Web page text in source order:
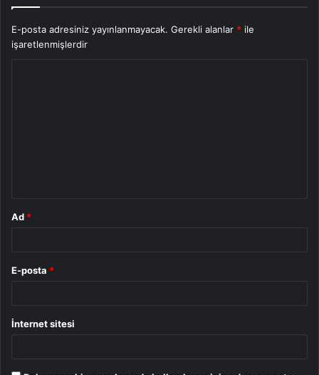
E-posta adresiniz yayınlanmayacak. Gerekli alanlar * ile
işaretlenmişlerdir
Ad *
E-posta *
İnternet sitesi